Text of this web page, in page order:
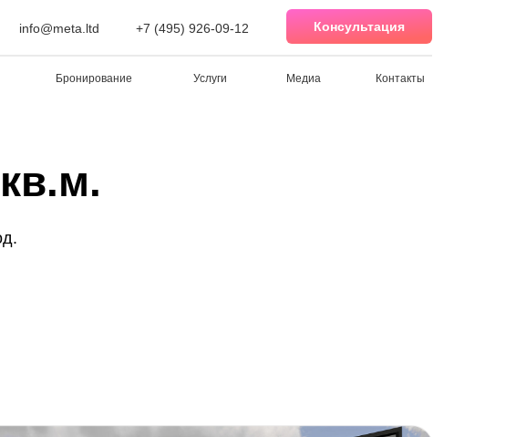
Консультация
Бронирование Услуги Медиа Контакты
+7 (495) 926-09-12
info@meta.ltd